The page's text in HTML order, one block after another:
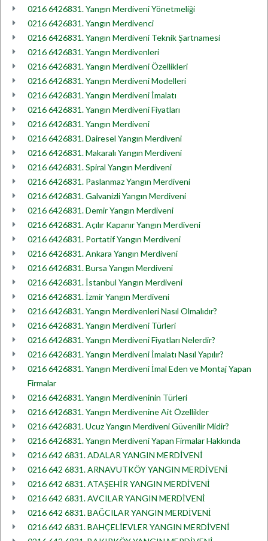
0216 6426831. Yangın Merdiveni Yönetmeliği
0216 6426831. Yangın Merdivenci
0216 6426831. Yangın Merdiveni Teknik Şartnamesi
0216 6426831. Yangın Merdivenleri
0216 6426831. Yangın Merdiveni Özellikleri
0216 6426831. Yangın Merdiveni Modelleri
0216 6426831. Yangın Merdiveni İmalatı
0216 6426831. Yangın Merdiveni Fiyatları
0216 6426831. Yangın Merdiveni
0216 6426831. Dairesel Yangın Merdiveni
0216 6426831. Makaralı Yangın Merdiveni
0216 6426831. Spiral Yangın Merdiveni
0216 6426831. Paslanmaz Yangın Merdiveni
0216 6426831. Galvanizli Yangın Merdiveni
0216 6426831. Demir Yangın Merdiveni
0216 6426831. Açılır Kapanır Yangın Merdiveni
0216 6426831. Portatif Yangın Merdiveni
0216 6426831. Ankara Yangın Merdiveni
0216 6426831. Bursa Yangın Merdiveni
0216 6426831. İstanbul Yangın Merdiveni
0216 6426831. İzmir Yangın Merdiveni
0216 6426831. Yangın Merdivenleri Nasıl Olmalıdır?
0216 6426831. Yangın Merdiveni Türleri
0216 6426831. Yangın Merdiveni Fiyatları Nelerdir?
0216 6426831. Yangın Merdiveni İmalatı Nasıl Yapılır?
0216 6426831. Yangın Merdiveni İmal Eden ve Montaj Yapan
Firmalar
0216 6426831. Yangın Merdiveninin Türleri
0216 6426831. Yangın Merdivenine Ait Özellikler
0216 6426831. Ucuz Yangın Merdiveni Güvenilir Midir?
0216 6426831. Yangın Merdiveni Yapan Firmalar Hakkında
0216 642 6831. ADALAR YANGIN MERDİVENİ
0216 642 6831. ARNAVUTKÖY YANGIN MERDİVENİ
0216 642 6831. ATAŞEHİR YANGIN MERDİVENİ
0216 642 6831. AVCILAR YANGIN MERDİVENİ
0216 642 6831. BAĞCILAR YANGIN MERDİVENİ
0216 642 6831. BAHÇELİEVLER YANGIN MERDİVENİ